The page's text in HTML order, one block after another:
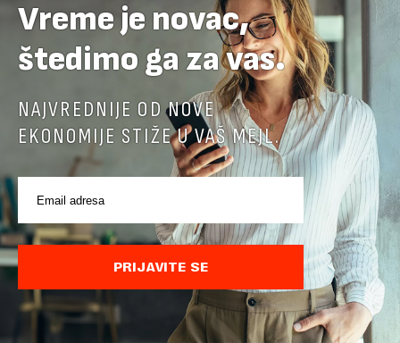
Jerma Art Festival od 7. do 9. avgusta u
Specijalnom rezervatu prirode „Jerma“ kod
Pirota
Jerma Art Festival, neprofitni i samoodrživi kulturni događaj
održaće se ove godine po treći put od 7. do 9. avgusta u
Specijalnom rezervatu prirode "Jerma" u selu Vlasi kod
Vreme je novac,
štedimo ga za vas.
NAJVREDNIJE OD NOVE
EKONOMIJE STIŽE U VAŠ MEJL.
PRIJAVITE SE